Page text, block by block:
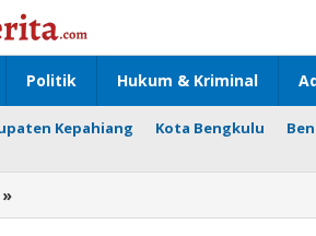
Politik Hukum & Kriminal
Kepahiang Kota Bengkulu
»
Budaya